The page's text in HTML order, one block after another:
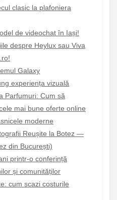
clasic la plafoniera
de videochat în Iași!
despre Heylux sau Viva
Galaxy
experiența vizuală
Parfumuri: Cum să
mai bune oferte online
moderne
Reușite la Botez —
din București)
printr-o conferință
și comunităților
cum scazi costurile